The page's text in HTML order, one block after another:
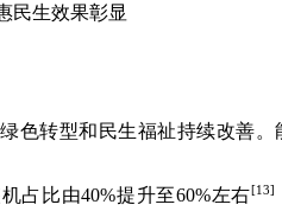
生效果彰显
转型和民生福祉持续改善。
占比由40%提升至60%左右[13]